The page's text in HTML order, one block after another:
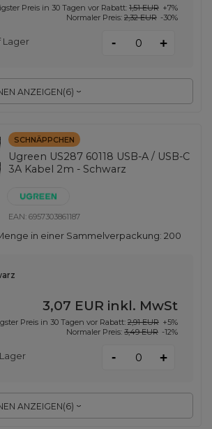
ANZEIGEN(6)
Preis in 30 Tagen vor Rabatt: 1,51 EUR +7%
Normaler Preis: 2,32 EUR -30%
Lager - +
SCHNÄPPCHEN
Ugreen US287 60118 USB-A / USB-C
3A Kabel 2m - Schwarz
EAN:6957303861187
in einer Sammelverpackung:200
ANZEIGEN(6)
3,07 EUR inkl. MwSt
Preis in 30 Tagen vor Rabatt: 2,91 EUR +5%
Normaler Preis: 3,49 EUR -12%
- +